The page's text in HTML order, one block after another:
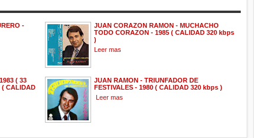
-
JUAN CORAZON RAMON - MUCHACHO
TODO CORAZON - 1985 ( CALIDAD 320 kbps
)
Leer mas
( 33
( CALIDAD
JUAN RAMON - TRIUNFADOR DE
FESTIVALES - 1980 ( CALIDAD 320 kbps )
Leer mas